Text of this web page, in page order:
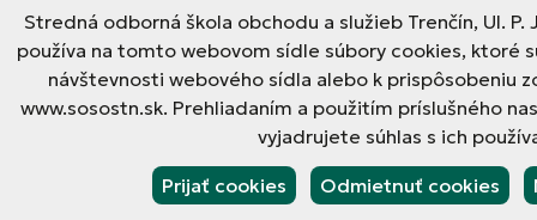
Stredná odborná škola obchodu a služieb Trenčín, Ul. P.
používa na tomto webovom sídle súbory cookies, ktoré
návštevnosti webového sídla alebo k prispôsobeniu
www.sosostn.sk. Prehliadaním a použitím príslušného
vyjadrujete súhlas s ich
Prijať cookies Odmietnuť cookies